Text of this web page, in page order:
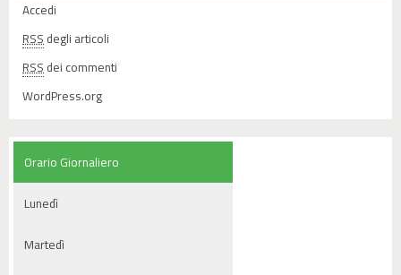
Accedi
RSS degli articoli
RSS dei commenti
WordPress.org
Orario Giornaliero
Lunedì
Martedì